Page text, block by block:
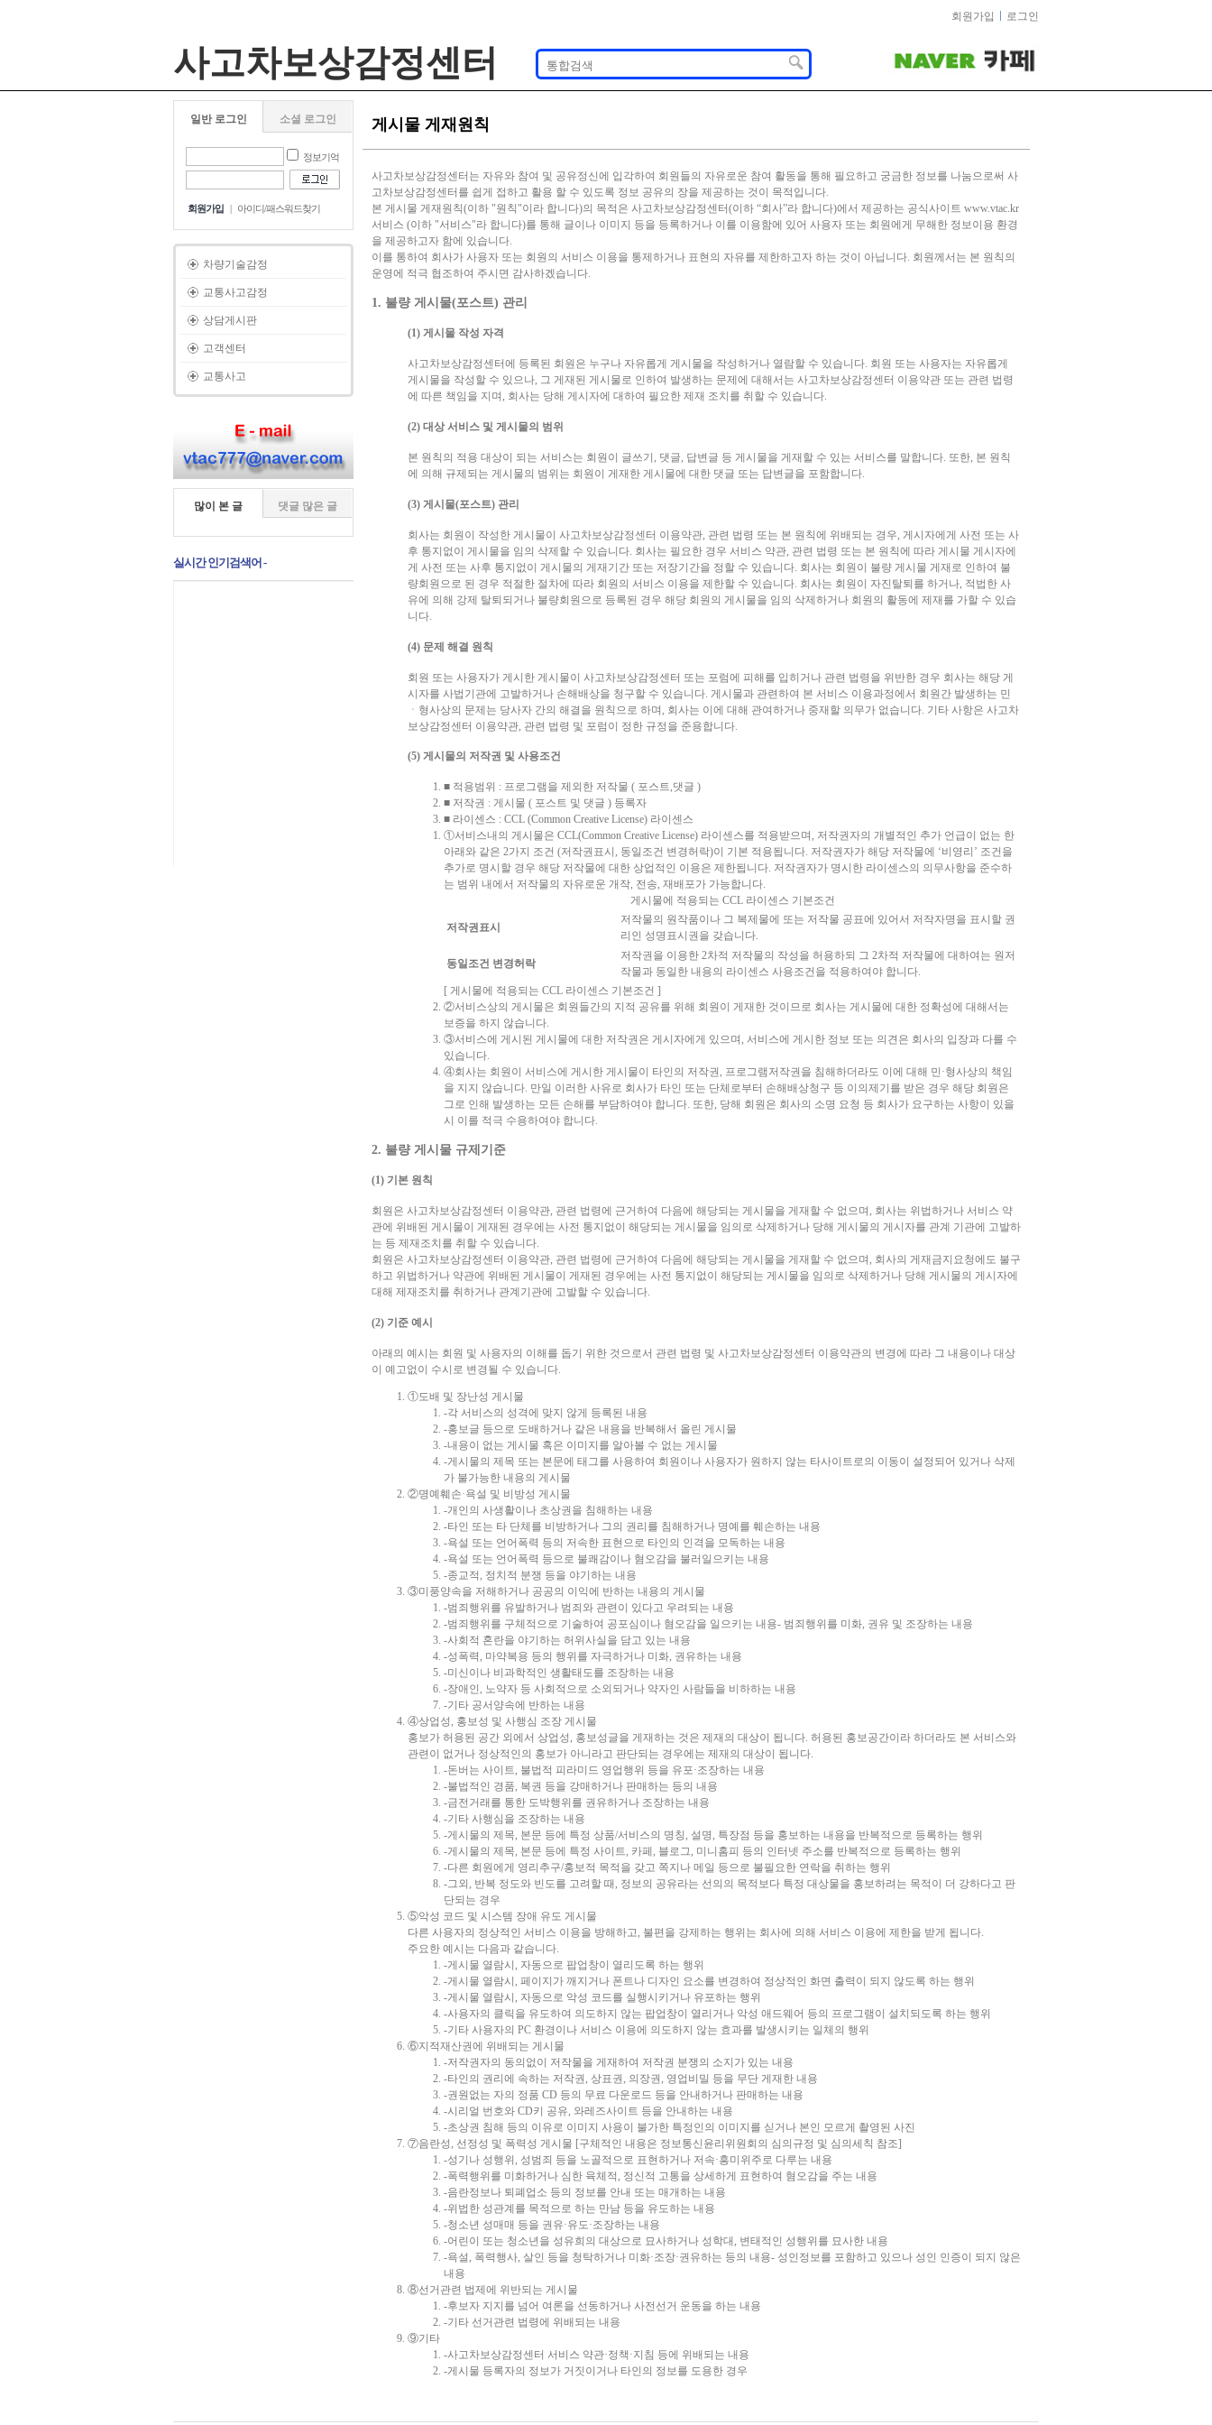
회원가입 로그인
사고차보상감정센터
일반 로그인 소셜 로그인
정보기억
회원가입 | 아이디/패스워드찾기
차량기술감정
교통사고감정
상담게시판
고객센터
교통사고
많이 본 글 댓글 많은 글
게시물 게재원칙
사고차보상감정센터는 자유와 참여 및 공유정신에 입각하여 회원들의 자유로운 참여 활동을 통해 필요하고 궁금한 정보를 나눔으로써 사
고차보상감정센터를 쉽게 접하고 활용 할 수 있도록 정보 공유의 장을 제공하는 것이 목적입니다.
본 게시물 게재원칙(이하 "원칙"이라 합니다)의 목적은 사고차보상감정센터(이하 “회사”라 합니다)에서 제공하는 공식사이트 www.vtac.kr
서비스 (이하 "서비스"라 합니다)를 통해 글이나 이미지 등을 등록하거나 이를 이용함에 있어 사용자 또는 회원에게 무해한 정보이용 환경
을 제공하고자 함에 있습니다.
이를 통하여 회사가 사용자 또는 회원의 서비스 이용을 통제하거나 표현의 자유를 제한하고자 하는 것이 아닙니다. 회원께서는 본 원칙의
운영에 적극 협조하여 주시면 감사하겠습니다.
1. 불량 게시물(포스트) 관리
(1) 게시물 작성 자격
사고차보상감정센터에 등록된 회원은 누구나 자유롭게 게시물을 작성하거나 열람할 수 있습니다. 회원 또는 사용자는 자유롭게
게시물을 작성할 수 있으나, 그 게재된 게시물로 인하여 발생하는 문제에 대해서는 사고차보상감정센터 이용약관 또는 관련 법령
에 따른 책임을 지며, 회사는 당해 게시자에 대하여 필요한 제재 조치를 취할 수 있습니다.
(2) 대상 서비스 및 게시물의 범위
본 원칙의 적용 대상이 되는 서비스는 회원이 글쓰기, 댓글, 답변글 등 게시물을 게재할 수 있는 서비스를 말합니다. 또한, 본 원칙
에 의해 규제되는 게시물의 범위는 회원이 게재한 게시물에 대한 댓글 또는 답변글을 포함합니다.
(3) 게시물(포스트) 관리
회사는 회원이 작성한 게시물이 사고차보상감정센터 이용약관, 관련 법령 또는 본 원칙에 위배되는 경우, 게시자에게 사전 또는 사
후 통지없이 게시물을 임의 삭제할 수 있습니다. 회사는 필요한 경우 서비스 약관, 관련 법령 또는 본 원칙에 따라 게시물 게시자에
게 사전 또는 사후 통지없이 게시물의 게재기간 또는 저장기간을 정할 수 있습니다. 회사는 회원이 불량 게시물 게재로 인하여 불
량회원으로 된 경우 적절한 절차에 따라 회원의 서비스 이용을 제한할 수 있습니다. 회사는 회원이 자진탈퇴를 하거나, 적법한 사
유에 의해 강제 탈퇴되거나 불량회원으로 등록된 경우 해당 회원의 게시물을 임의 삭제하거나 회원의 활동에 제재를 가할 수 있습
니다.
(4) 문제 해결 원칙
회원 또는 사용자가 게시한 게시물이 사고차보상감정센터 또는 포럼에 피해를 입히거나 관련 법령을 위반한 경우 회사는 해당 게
시자를 사법기관에 고발하거나 손해배상을 청구할 수 있습니다. 게시물과 관련하여 본 서비스 이용과정에서 회원간 발생하는 민
ㆍ형사상의 문제는 당사자 간의 해결을 원칙으로 하며, 회사는 이에 대해 관여하거나 중재할 의무가 없습니다. 기타 사항은 사고차
보상감정센터 이용약관, 관련 법령 및 포럼이 정한 규정을 준용합니다.
(5) 게시물의 저작권 및 사용조건
■ 적용범위 : 프로그램을 제외한 저작물 ( 포스트,댓글 )
■ 저작권 : 게시물 ( 포스트 및 댓글 ) 등록자
■ 라이센스 : CCL (Common Creative License) 라이센스
①서비스내의 게시물은 CCL(Common Creative License) 라이센스를 적용받으며, 저작권자의 개별적인 추가 언급이 없는 한
아래와 같은 2가지 조건 (저작권표시, 동일조건 변경허락)이 기본 적용됩니다. 저작권자가 해당 저작물에 ‘비영리’ 조건을
추가로 명시할 경우 해당 저작물에 대한 상업적인 이용은 제한됩니다. 저작권자가 명시한 라이센스의 의무사항을 준수하
는 범위 내에서 저작물의 자유로운 개작, 전송, 재배포가 가능합니다.
게시물에 적용되는 CCL 라이센스 기본조건
저작권표시
저작물의 원작품이나 그 복제물에 또는 저작물 공표에 있어서 저작자명을 표시할 권
리인 성명표시권을 갖습니다.
동일조건 변경허락
저작권을 이용한 2차적 저작물의 작성을 허용하되 그 2차적 저작물에 대하여는 원저
작물과 동일한 내용의 라이센스 사용조건을 적용하여야 합니다.
[ 게시물에 적용되는 CCL 라이센스 기본조건 ]
②서비스상의 게시물은 회원들간의 지적 공유를 위해 회원이 게재한 것이므로 회사는 게시물에 대한 정확성에 대해서는
보증을 하지 않습니다.
③서비스에 게시된 게시물에 대한 저작권은 게시자에게 있으며, 서비스에 게시한 정보 또는 의견은 회사의 입장과 다를 수
있습니다.
④회사는 회원이 서비스에 게시한 게시물이 타인의 저작권, 프로그램저작권을 침해하더라도 이에 대해 민·형사상의 책임
을 지지 않습니다. 만일 이러한 사유로 회사가 타인 또는 단체로부터 손해배상청구 등 이의제기를 받은 경우 해당 회원은
그로 인해 발생하는 모든 손해를 부담하여야 합니다. 또한, 당해 회원은 회사의 소명 요청 등 회사가 요구하는 사항이 있을
시 이를 적극 수용하여야 합니다.
2. 불량 게시물 규제기준
(1) 기본 원칙
회원은 사고차보상감정센터 이용약관, 관련 법령에 근거하여 다음에 해당되는 게시물을 게재할 수 없으며, 회사는 위법하거나 서비스 약
관에 위배된 게시물이 게재된 경우에는 사전 통지없이 해당되는 게시물을 임의로 삭제하거나 당해 게시물의 게시자를 관계 기관에 고발하
는 등 제재조치를 취할 수 있습니다.
회원은 사고차보상감정센터 이용약관, 관련 법령에 근거하여 다음에 해당되는 게시물을 게재할 수 없으며, 회사의 게재금지요청에도 불구
하고 위법하거나 약관에 위배된 게시물이 게재된 경우에는 사전 통지없이 해당되는 게시물을 임의로 삭제하거나 당해 게시물의 게시자에
대해 제재조치를 취하거나 관계기관에 고발할 수 있습니다.
(2) 기준 예시
아래의 예시는 회원 및 사용자의 이해를 돕기 위한 것으로서 관련 법령 및 사고차보상감정센터 이용약관의 변경에 따라 그 내용이나 대상
이 예고없이 수시로 변경될 수 있습니다.
①도배 및 장난성 게시물
-각 서비스의 성격에 맞지 않게 등록된 내용
-홍보글 등으로 도배하거나 같은 내용을 반복해서 올린 게시물
-내용이 없는 게시물 혹은 이미지를 알아볼 수 없는 게시물
-게시물의 제목 또는 본문에 태그를 사용하여 회원이나 사용자가 원하지 않는 타사이트로의 이동이 설정되어 있거나 삭제
가 불가능한 내용의 게시물
②명예훼손·욕설 및 비방성 게시물
-개인의 사생활이나 초상권을 침해하는 내용
-타인 또는 타 단체를 비방하거나 그의 권리를 침해하거나 명예를 훼손하는 내용
-욕설 또는 언어폭력 등의 저속한 표현으로 타인의 인격을 모독하는 내용
-욕설 또는 언어폭력 등으로 불쾌감이나 혐오감을 불러일으키는 내용
-종교적, 정치적 분쟁 등을 야기하는 내용
③미풍양속을 저해하거나 공공의 이익에 반하는 내용의 게시물
-범죄행위를 유발하거나 범죄와 관련이 있다고 우려되는 내용
-범죄행위를 구체적으로 기술하여 공포심이나 혐오감을 일으키는 내용- 범죄행위를 미화, 권유 및 조장하는 내용
-사회적 혼란을 야기하는 허위사실을 담고 있는 내용
-성폭력, 마약복용 등의 행위를 자극하거나 미화, 권유하는 내용
-미신이나 비과학적인 생활태도를 조장하는 내용
-장애인, 노약자 등 사회적으로 소외되거나 약자인 사람들을 비하하는 내용
-기타 공서양속에 반하는 내용
④상업성, 홍보성 및 사행심 조장 게시물
홍보가 허용된 공간 외에서 상업성, 홍보성글을 게재하는 것은 제재의 대상이 됩니다. 허용된 홍보공간이라 하더라도 본 서비스와
관련이 없거나 정상적인의 홍보가 아니라고 판단되는 경우에는 제재의 대상이 됩니다.
-돈버는 사이트, 불법적 피라미드 영업행위 등을 유포·조장하는 내용
-불법적인 경품, 복권 등을 강매하거나 판매하는 등의 내용
-금전거래를 통한 도박행위를 권유하거나 조장하는 내용
-기타 사행심을 조장하는 내용
-게시물의 제목, 본문 등에 특정 상품/서비스의 명칭, 설명, 특장점 등을 홍보하는 내용을 반복적으로 등록하는 행위
-게시물의 제목, 본문 등에 특정 사이트, 카페, 블로그, 미니홈피 등의 인터넷 주소를 반복적으로 등록하는 행위
-다른 회원에게 영리추구/홍보적 목적을 갖고 쪽지나 메일 등으로 불필요한 연락을 취하는 행위
-그외, 반복 정도와 빈도를 고려할 때, 정보의 공유라는 선의의 목적보다 특정 대상물을 홍보하려는 목적이 더 강하다고 판
단되는 경우
⑤악성 코드 및 시스템 장애 유도 게시물
다른 사용자의 정상적인 서비스 이용을 방해하고, 불편을 강제하는 행위는 회사에 의해 서비스 이용에 제한을 받게 됩니다.
주요한 예시는 다음과 같습니다.
-게시물 열람시, 자동으로 팝업창이 열리도록 하는 행위
-게시물 열람시, 페이지가 깨지거나 폰트나 디자인 요소를 변경하여 정상적인 화면 출력이 되지 않도록 하는 행위
-게시물 열람시, 자동으로 악성 코드를 실행시키거나 유포하는 행위
-사용자의 클릭을 유도하여 의도하지 않는 팝업창이 열리거나 악성 애드웨어 등의 프로그램이 설치되도록 하는 행위
-기타 사용자의 PC 환경이나 서비스 이용에 의도하지 않는 효과를 발생시키는 일체의 행위
⑥지적재산권에 위배되는 게시물
-저작권자의 동의없이 저작물을 게재하여 저작권 분쟁의 소지가 있는 내용
-타인의 권리에 속하는 저작권, 상표권, 의장권, 영업비밀 등을 무단 게재한 내용
-권원없는 자의 정품 CD 등의 무료 다운로드 등을 안내하거나 판매하는 내용
-시리얼 번호와 CD키 공유, 와레즈사이트 등을 안내하는 내용
-초상권 침해 등의 이유로 이미지 사용이 불가한 특정인의 이미지를 싣거나 본인 모르게 촬영된 사진
⑦음란성, 선정성 및 폭력성 게시물 [구체적인 내용은 정보통신윤리위원회의 심의규정 및 심의세칙 참조]
-성기나 성행위, 성범죄 등을 노골적으로 표현하거나 저속·흥미위주로 다루는 내용
-폭력행위를 미화하거나 심한 육체적, 정신적 고통을 상세하게 표현하여 혐오감을 주는 내용
-음란정보나 퇴폐업소 등의 정보를 안내 또는 매개하는 내용
-위법한 성관계를 목적으로 하는 만남 등을 유도하는 내용
-청소년 성매매 등을 권유·유도·조장하는 내용
-어린이 또는 청소년을 성유희의 대상으로 묘사하거나 성학대, 변태적인 성행위를 묘사한 내용
-욕설, 폭력행사, 살인 등을 청탁하거나 미화·조장·권유하는 등의 내용- 성인정보를 포함하고 있으나 성인 인증이 되지 않은
내용
⑧선거관련 법제에 위반되는 게시물
-후보자 지지를 넘어 여론을 선동하거나 사전선거 운동을 하는 내용
-기타 선거관련 법령에 위배되는 내용
⑨기타
-사고차보상감정센터 서비스 약관·정책·지침 등에 위배되는 내용
-게시물 등록자의 정보가 거짓이거나 타인의 정보를 도용한 경우